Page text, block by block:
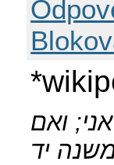
ואם
יד